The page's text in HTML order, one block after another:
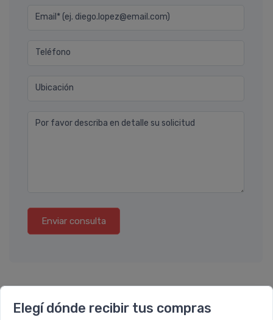
Elegí dónde recibir tus compras
Email* (ej. diego.lopez@email.com)
Teléfono
Ubicación
Por favor describa en detalle su solicitud
Enviar consulta
También te recomendamos...